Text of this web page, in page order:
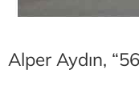
Alper Aydın,